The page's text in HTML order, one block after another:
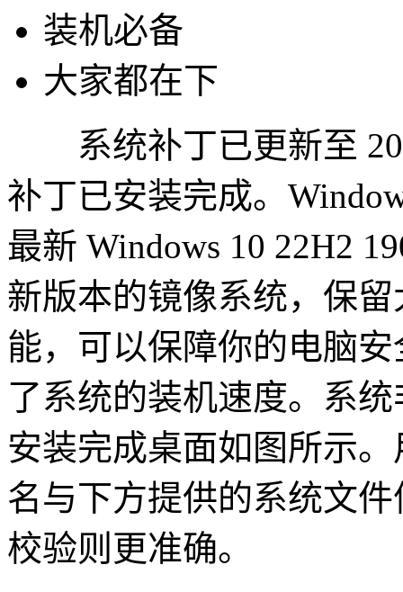
装机必备
大家都在下
系统补丁已更新至
补丁已安装完成。
最新 Windows 10 22H2
新版本的镜像系统，保
能，可以保障你的电脑
了系统的装机速度。系
安装完成桌面如图所示
名与下方提供的系统文
校验则更准确。